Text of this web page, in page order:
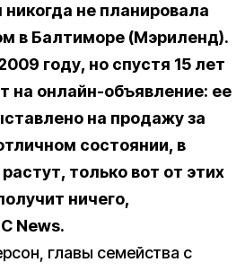
не планировала
в Балтиморе (Мэриленд).
году, но спустя 15 лет
на онлайн-объявление: ее
на продажу за
состоянии, в
только вот от этих
ничего,
News.
главы семейства с